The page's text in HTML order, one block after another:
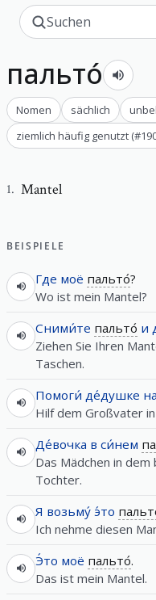
пальто́
Nomen sächlich
ziemlich häufig genutzt (#
1. Mantel
BEISPIELE
Где моё пальто́?
Wo ist mein Mantel?
Сними́те пальто́ и
Ziehen Sie Ihren
Taschen.
Помоги́ де́душке
Hilf dem Großvater
Де́вочка в си́нем
Das Mädchen in
Tochter.
Я возьму́ э́то
Ich nehme diesen
Э́то моё пальто́.
Das ist mein Mantel.